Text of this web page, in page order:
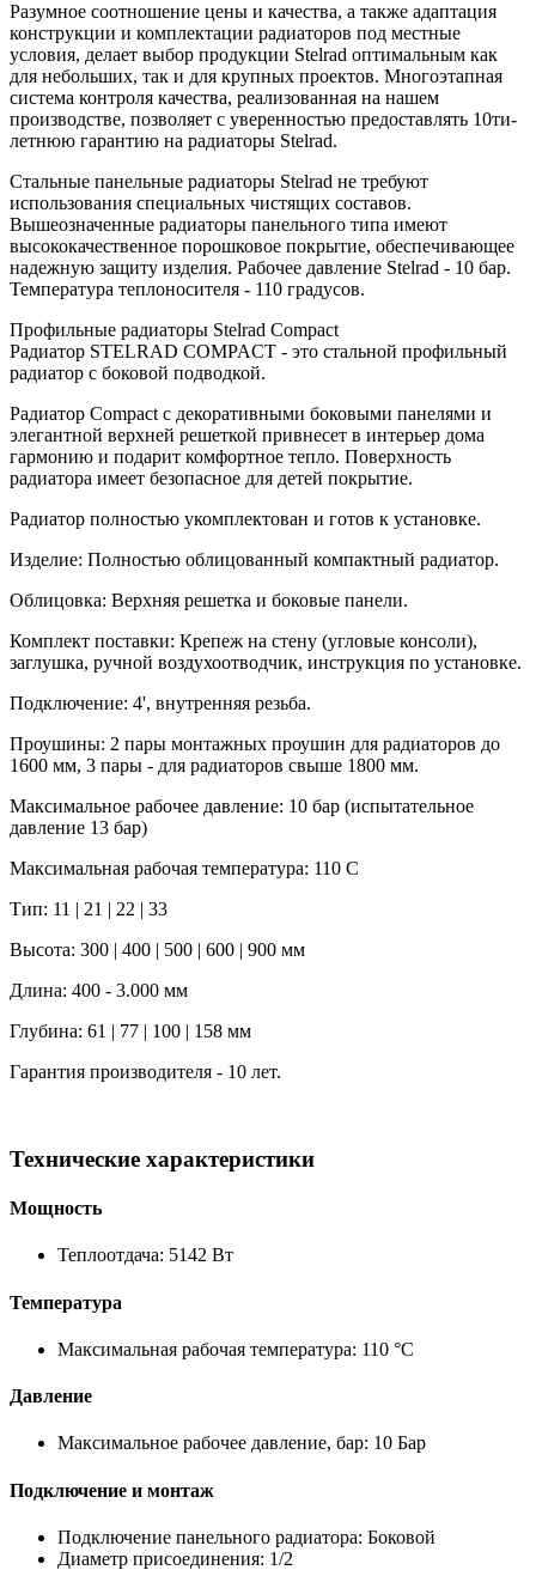
Разумное соотношение цены и качества, а также адаптация
конструкции и комплектации радиаторов под местные
условия, делает выбор продукции Stelrad оптимальным как
для небольших, так и для крупных проектов. Многоэтапная
система контроля качества, реализованная на нашем
производстве, позволяет с уверенностью предоставлять 10ти-
летнюю гарантию на радиаторы Stelrad.
Стальные панельные радиаторы Stelrad не требуют
использования специальных чистящих составов.
Вышеозначенные радиаторы панельного типа имеют
высококачественное порошковое покрытие, обеспечивающее
надежную защиту изделия. Рабочее давление Stelrad - 10 бар.
Температура теплоносителя - 110 градусов.
Профильные радиаторы Stelrad Compact
Радиатор STELRAD COMPACT - это стальной профильный
радиатор с боковой подводкой.
Радиатор Compact с декоративными боковыми панелями и
элегантной верхней решеткой привнесет в интерьер дома
гармонию и подарит комфортное тепло. Поверхность
радиатора имеет безопасное для детей покрытие.
Радиатор полностью укомплектован и готов к установке.
Изделие: Полностью облицованный компактный радиатор.
Облицовка: Верхняя решетка и боковые панели.
Комплект поставки: Крепеж на стену (угловые консоли),
заглушка, ручной воздухоотводчик, инструкция по установке.
Подключение: 4', внутренняя резьба.
Проушины: 2 пары монтажных проушин для радиаторов до
1600 мм, 3 пары - для радиаторов свыше 1800 мм.
Максимальное рабочее давление: 10 бар (испытательное
давление 13 бар)
Максимальная рабочая температура: 110 C
Тип: 11 | 21 | 22 | 33
Высота: 300 | 400 | 500 | 600 | 900 мм
Длина: 400 - 3.000 мм
Глубина: 61 | 77 | 100 | 158 мм
Гарантия производителя - 10 лет.
Технические характеристики
Мощность
Теплоотдача: 5142 Вт
Температура
Максимальная рабочая температура: 110 °C
Давление
Максимальное рабочее давление, бар: 10 Бар
Подключение и монтаж
Подключение панельного радиатора: Боковой
Диаметр присоединения: 1/2